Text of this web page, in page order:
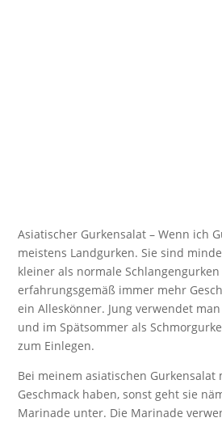
Asiatischer Gurkensalat – Wenn ich
meistens Landgurken. Sie sind
kleiner als normale
erfahrungsgemäß immer mehr
ein Alleskönner. Jung verwendet
und im Spätsommer als
zum Einlegen.
Bei meinem asiatischen Gurkensalat
Geschmack haben, sonst geht sie
Marinade unter. Die Marinade